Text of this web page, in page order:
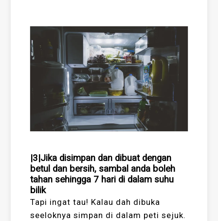
|3|Jika disimpan dan dibuat dengan
betul dan bersih, sambal anda boleh
tahan sehingga 7 hari di dalam suhu
bilik
Tapi ingat tau! Kalau dah dibuka
seeloknya simpan di dalam peti sejuk.